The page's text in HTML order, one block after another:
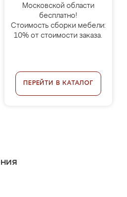
Московской области
бесплатно!
Стоимость сборки мебели:
10% от стоимости заказа.
ПЕРЕЙТИ В КАТАЛОГ